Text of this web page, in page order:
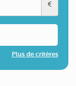
€
Plus de critères